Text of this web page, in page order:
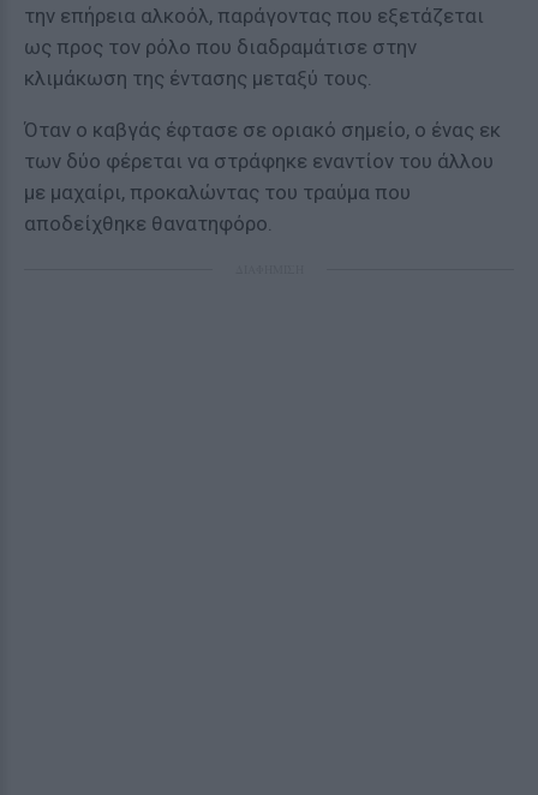
την επήρεια αλκοόλ, παράγοντας που εξετάζεται
ως προς τον ρόλο που διαδραμάτισε στην
κλιμάκωση της έντασης μεταξύ τους.
Όταν ο καβγάς έφτασε σε οριακό σημείο, ο ένας εκ
των δύο φέρεται να στράφηκε εναντίον του άλλου
με μαχαίρι, προκαλώντας του τραύμα που
αποδείχθηκε θανατηφόρο.